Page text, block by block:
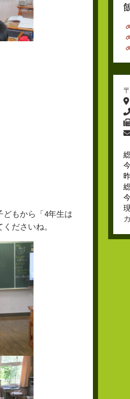
もから「4年生は
ださいね。
イ